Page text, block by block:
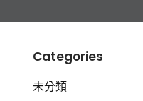
Categories
未分類